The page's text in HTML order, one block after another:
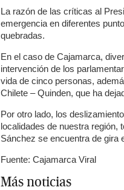
La razón de las críticas al
emergencia en diferentes
quebradas.
En el caso de Cajamarca,
intervención de los
vida de cinco personas,
Chilete – Quinden, que ha
Por otro lado, los
localidades de nuestra región,
Sánchez se encuentra de gira
Fuente: Cajamarca Viral
Más noticias